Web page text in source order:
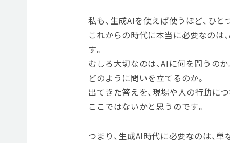
私も、生成AIを使えば使うほど、ひと
これからの時代に本当に必要なのは
す。
むしろ大切なのは、AIに何を問うのか
どのように問いを立てるのか。
出てきた答えを、現場や人の行動に
ここではないかと思うのです。
つまり、生成AI時代に必要なのは、単